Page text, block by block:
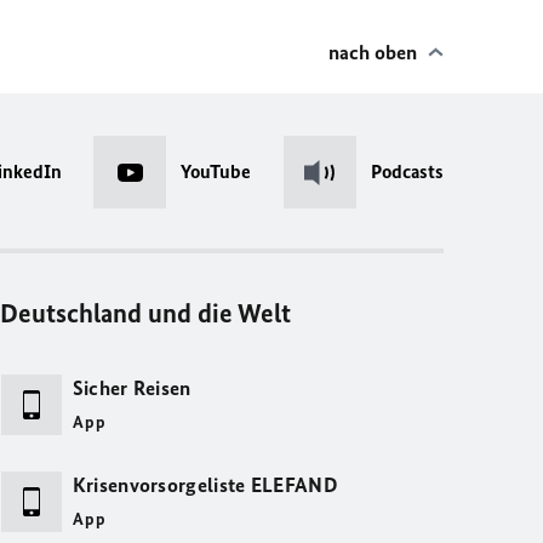
nach oben
YouTube Podcasts
Deutschland und die Welt
Sicher Reisen
App
Krisenvorsorgeliste ELEFAND
App